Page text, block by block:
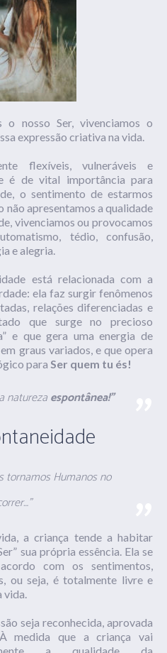
o nosso Ser, vivenciamos o
expressão criativa na vida.
flexíveis, vulneráveis e
é de vital importância para
o sentimento de estarmos
não apresentamos a qualidade
vivenciamos ou provocamos
tédio, confusão,
e alegria.
está relacionada com a
ela faz surgir fenômenos
relações diferenciadas e
que surge no precioso
e que gera uma energia de
graus variados, e que opera
para Ser quem tu és!
naturezaespontânea!”
tornamosHumanosno
a criança tende a habitar
sua própria essência. Ela se
com os sentimentos,
ou seja, é totalmente livre e
vida.
seja reconhecida, aprovada
medida que a criança vai